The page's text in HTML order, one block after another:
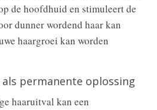
de hoofdhuid en stimuleert de
dunner wordend haar kan
haargroei kan worden
permanente oplossing
haaruitval kan een